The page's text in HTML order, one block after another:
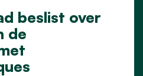
beslist over
de